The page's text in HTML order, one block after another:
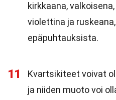
kirkkaana,
violettina ja
epäpuhtauksista.
11
Kvartsikiteet voivat
ja niiden muoto voi